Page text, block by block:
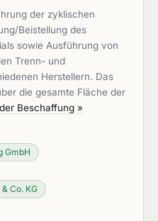
der zyklischen
Beistellung des
sowie Ausführung von
Trenn- und
Herstellern. Das
die gesamte Fläche der
Beschaffung »
GmbH
Co. KG